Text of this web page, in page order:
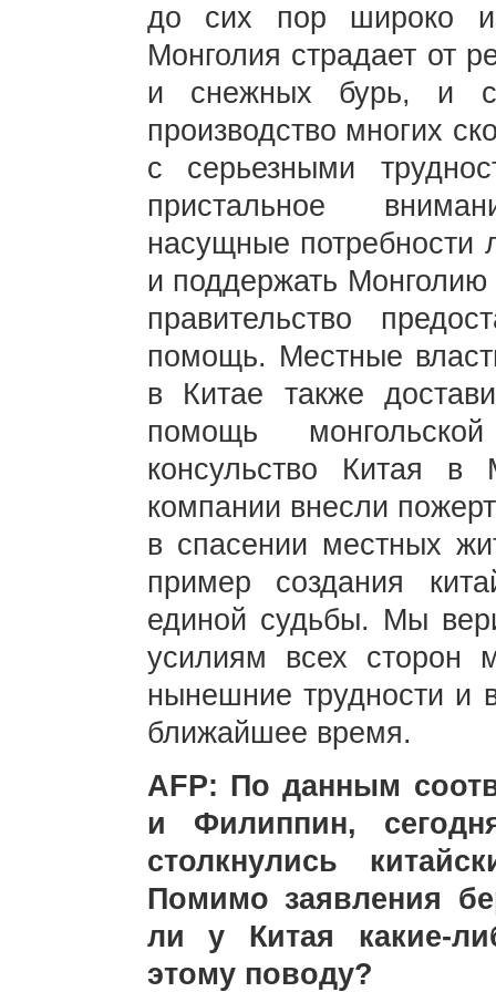
до сих пор широко
Монголия страдает от
и снежных бурь, и
производство многих
с серьезными
пристальное
насущные потребности
и поддержать Монголию
правительство
помощь. Местные
в Китае также
помощь
консульство Китая в
компании внесли
в спасении местных
пример создания
единой судьбы. Мы
усилиям всех сторон
нынешние трудности и
ближайшее время.
AFP: По данным
и Филиппин,
столкнулись
Помимо заявления
ли у Китая какие-
этому поводу?